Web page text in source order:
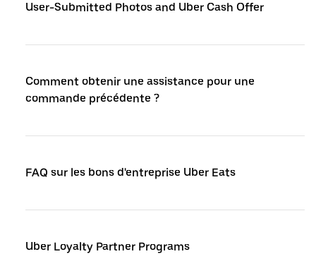
User-Submitted Photos and Uber Cash Offer
Comment obtenir une assistance pour une
commande précédente ?
FAQ sur les bons d'entreprise Uber Eats
Uber Loyalty Partner Programs